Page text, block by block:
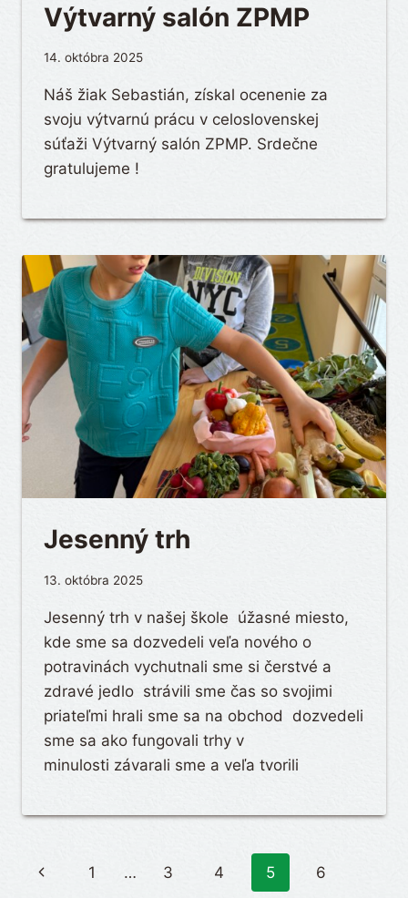
Výtvarný salón ZPMP
14. októbra 2025
Náš žiak Sebastián, získal ocenenie za
svoju výtvarnú prácu v celoslovenskej
súťaži Výtvarný salón ZPMP. Srdečne
gratulujeme !
Jesenný trh
13. októbra 2025
Jesenný trh v našej škole úžasné miesto,
kde sme sa dozvedeli veľa nového o
potravinách vychutnali sme si čerstvé a
zdravé jedlo strávili sme čas so svojimi
priateľmi hrali sme sa na obchod dozvedeli
sme sa ako fungovali trhy v
minulosti závarali sme a veľa tvorili
Page
Previous
1 … 3 4 5 6